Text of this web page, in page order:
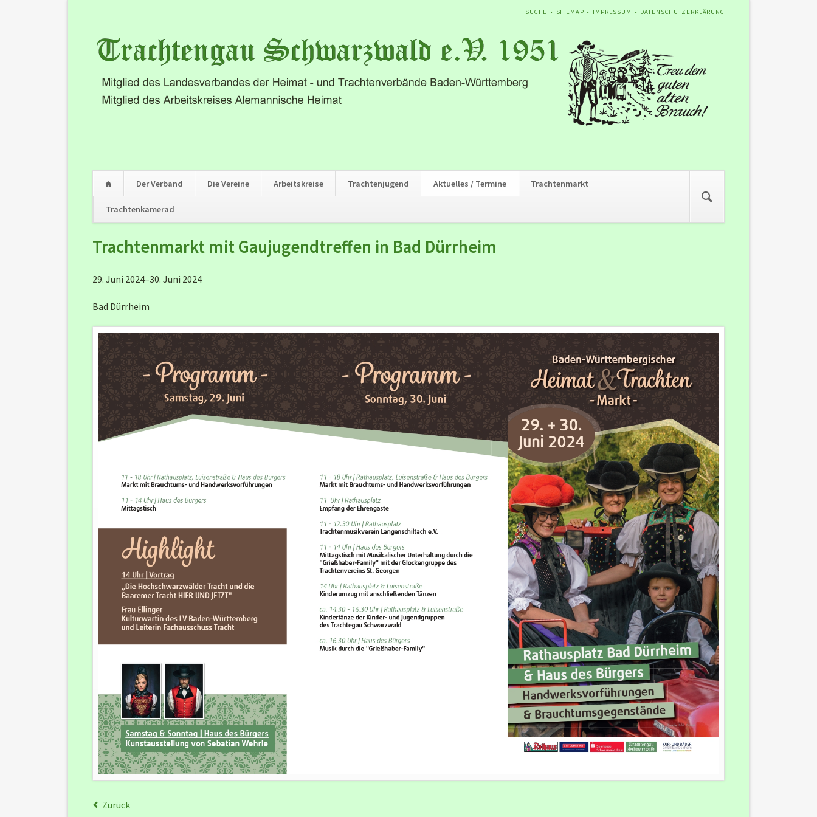
NAVIGATION
SUCHE SITEMAP IMPRESSUM DATENSCHUTZERKLÄRUNG
Der Verband Die Vereine Arbeitskreise Trachtenjugend Aktuelles / Termine Trachtenmarkt
Trachtenkamerad
überspringen
Trachtenmarkt mit Gaujugendtreffen in Bad Dürrheim
29. Juni 2024–30. Juni 2024
Bad Dürrheim
Zurück